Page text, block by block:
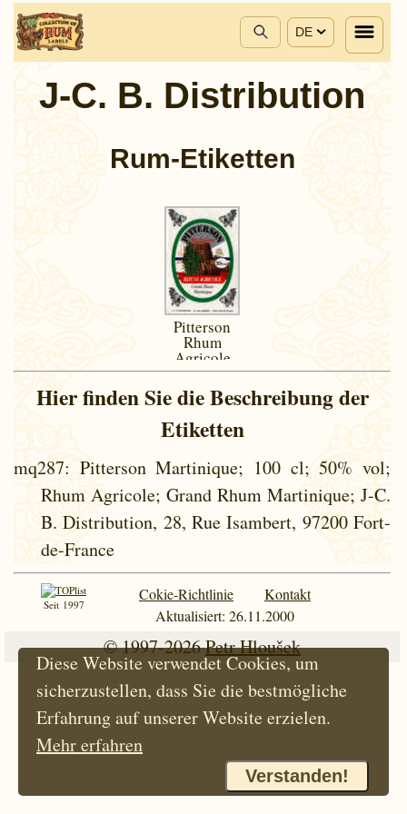
DE
J-C. B. Distribution
Rum-Etiketten
Pitterson
Rhum
Agricole
Hier finden Sie die Beschreibung der
Etiketten
mq287: Pitterson Martinique; 100 cl; 50% vol;
Rhum Agricole; Grand Rhum Martinique; J-C.
B. Distribution, 28, Rue Isambert, 97200 Fort-
de-France
Seit 1997
Cokie-Richtlinie
Kontakt
Aktualisiert: 26.11.2000
© 1997-2026Petr Hloušek
Diese Website verwendet Cookies, um
sicherzustellen, dass Sie die bestmögliche
Erfahrung auf unserer Website erzielen.
Mehr erfahren
Verstanden!